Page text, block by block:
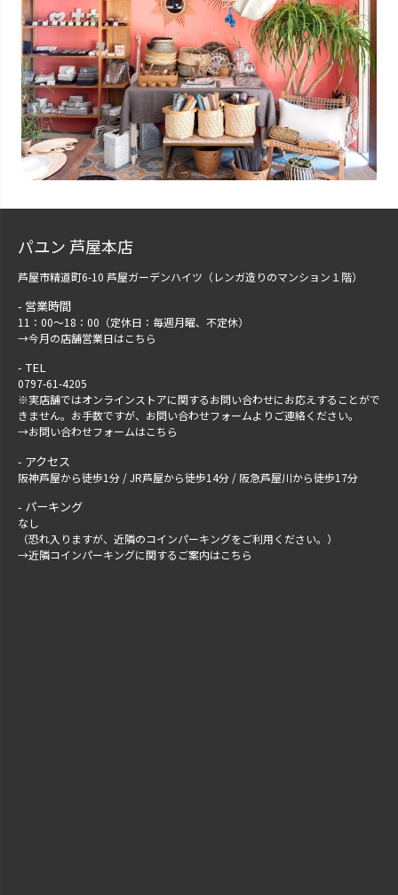
パユン 芦屋本店
芦屋市精道町6-10 芦屋ガーデンハイツ（レンガ造りのマンション１階）
営業時間
11：00～18：00（定休日：毎週月曜、不定休）
→今月の店舗営業日はこちら
TEL
0797-61-4205
※実店舗ではオンラインストアに関するお問い合わせにお応えすることがで
きません。お手数ですが、 お問い合わせフォームよりご連絡ください。
→お問い合わせフォームはこちら
アクセス
阪神芦屋から徒歩1分 / JR芦屋から徒歩14分 / 阪急芦屋川から徒歩17分
パーキング
なし
（恐れ入りますが、近隣のコインパーキングをご利用ください。）
→近隣コインパーキングに関するご案内はこちら